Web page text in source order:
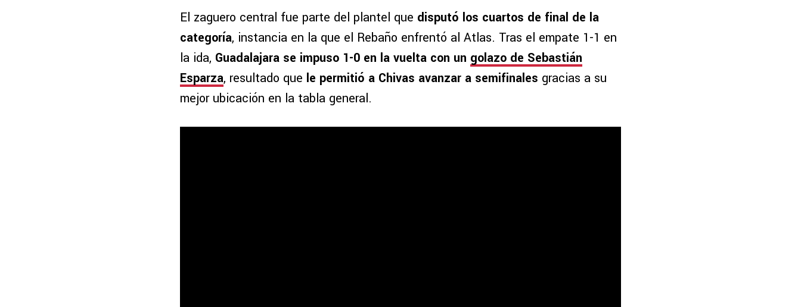
El zaguero central fue parte del plantel que disputó los cuartos de final de la
categoría, instancia en la que el Rebaño enfrentó al Atlas. Tras el empate 1-1 en
la ida, Guadalajara se impuso 1-0 en la vuelta con un golazo de Sebastián
Esparza, resultado que le permitió a Chivas avanzar a semifinales gracias a su
mejor ubicación en la tabla general.